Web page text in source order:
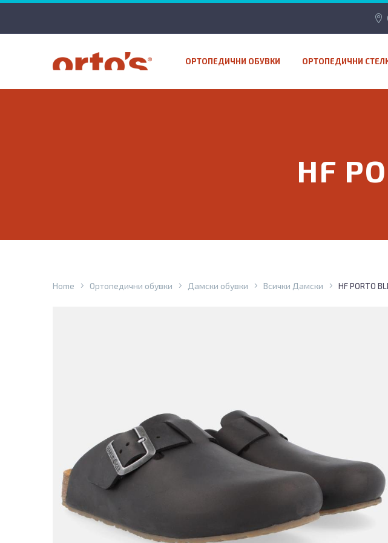
ОРТОПЕДИЧНИ ОБУВКИ ОРТОПЕДИЧНИ
HF
Home Ортопедични обувки Дамски обувки Всички Дамски HF PORTO